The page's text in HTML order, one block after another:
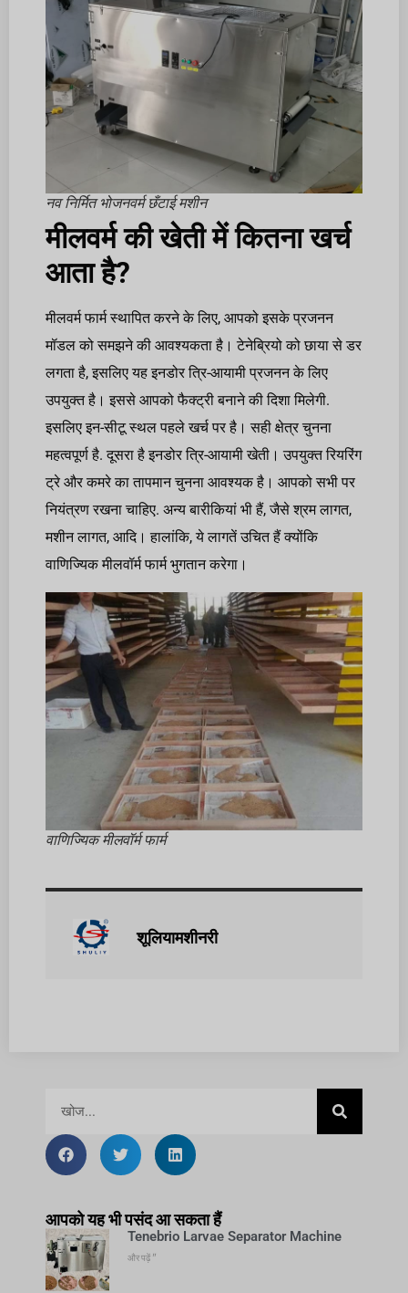
नव निर्मित भोजनवर्म छँटाई मशीन
मीलवर्म की खेती में कितना खर्च
आता है?
मीलवर्म फार्म स्थापित करने के लिए, आपको इसके प्रजनन
मॉडल को समझने की आवश्यकता है। टेनेब्रियो को छाया से डर
लगता है, इसलिए यह इनडोर त्रि-आयामी प्रजनन के लिए
उपयुक्त है। इससे आपको फैक्ट्री बनाने की दिशा मिलेगी.
इसलिए इन-सीटू स्थल पहले खर्च पर है। सही क्षेत्र चुनना
महत्वपूर्ण है. दूसरा है इनडोर त्रि-आयामी खेती। उपयुक्त रियरिंग
ट्रे और कमरे का तापमान चुनना आवश्यक है। आपको सभी पर
नियंत्रण रखना चाहिए. अन्य बारीकियां भी हैं, जैसे श्रम लागत,
मशीन लागत, आदि। हालांकि, ये लागतें उचित हैं क्योंकि
वाणिज्यिक मीलवॉर्म फार्म भुगतान करेगा।
वाणिज्यिक मीलवॉर्म फार्म
शूलियामशीनरी
आपको यह भी पसंद आ सकता हैं
Tenebrio Larvae Separator Machine
और पढ़ें "